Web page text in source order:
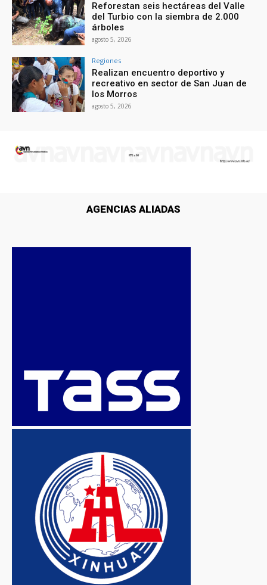
Reforestan seis hectáreas del Valle
del Turbio con la siembra de 2.000
árboles
agosto 5, 2026
Regiones
Realizan encuentro deportivo y
recreativo en sector de San Juan de
los Morros
agosto 5, 2026
AGENCIAS ALIADAS